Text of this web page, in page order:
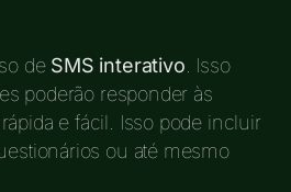
de SMS interativo . Isso
poderão responder às
e fácil. Isso pode incluir
ou até mesmo